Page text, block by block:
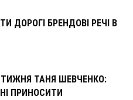
ДОРОГІ БРЕНДОВІ РЕЧІ В
ТАНЯ ШЕВЧЕНКО:
ПРИНОСИТИ